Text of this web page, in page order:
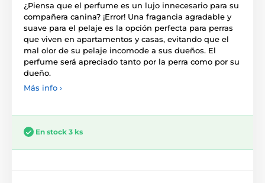
¿Piensa que el perfume es un lujo innecesario para su
compañera canina? ¡Error! Una fragancia agradable y
suave para el pelaje es la opción perfecta para perras
que viven en apartamentos y casas, evitando que el
mal olor de su pelaje incomode a sus dueños. El
perfume será apreciado tanto por la perra como por su
dueño.
Más info ›
En stock 3 ks